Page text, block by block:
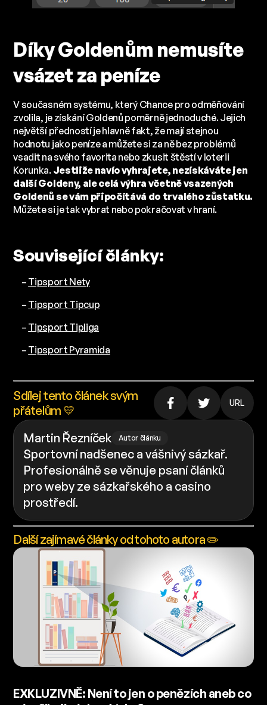
Díky Goldenům nemusíte
vsázet za peníze
V současném systému, který Chance pro odměňování
zvolila, je získání Goldenů poměrně jednoduché. Jejich
největší předností je hlavně fakt, že mají stejnou
hodnotu jako peníze a můžete si za ně bez problémů
vsadit na svého favorita nebo zkusit štěstí v loterii
Korunka. Jestliže navíc vyhrajete, nezískáváte jen
další Goldeny, ale celá výhra včetně vsazených
Goldenů se vám připočítává do trvalého zůstatku.
Můžete si je tak vybrat nebo pokračovat v hraní.
Související články:
– Tipsport Nety
– Tipsport Tipcup
– Tipsport Tipliga
– Tipsport Pyramida
Sdílej tento článek svým
přátelům 💛
URL
Martin Řezníček Autor článku
Sportovní nadšenec a vášnivý sázkař.
Profesionálně se věnuje psaní článků
pro weby ze sázkařského a casino
prostředí.
Další zajímavé články od tohoto autora ✏️
EXKLUZIVNĚ: Není to jen o penězích aneb co